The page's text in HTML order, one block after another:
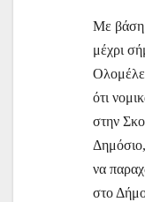
Με βάση
μέχρι
ότι
στην
να
στο